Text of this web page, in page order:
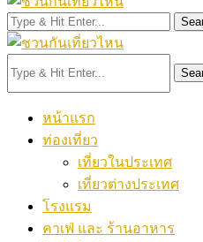
หน้าแรก
ท่องเที่ยว
เที่ยวในประเทศ
เที่ยวต่างประเทศ
โรงแรม
คาเฟ่ และ ร้านอาหาร